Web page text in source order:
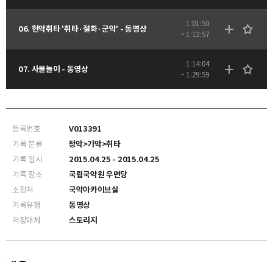
06. 현악취타 '취타·절화·군악' - 동영상
1:01:50
~ 1:12:57
07. 사물놀이 - 동영상
1:14:04
~ 1:29:59
등록번호
V013391
기록 분류
정악>기악>취타
기록 일시
2015.04.25 - 2015.04.25
기록 장소
국립국악원 우면당
소장처
국악아카이브실
기록유형
동영상
저장매체
스토리지